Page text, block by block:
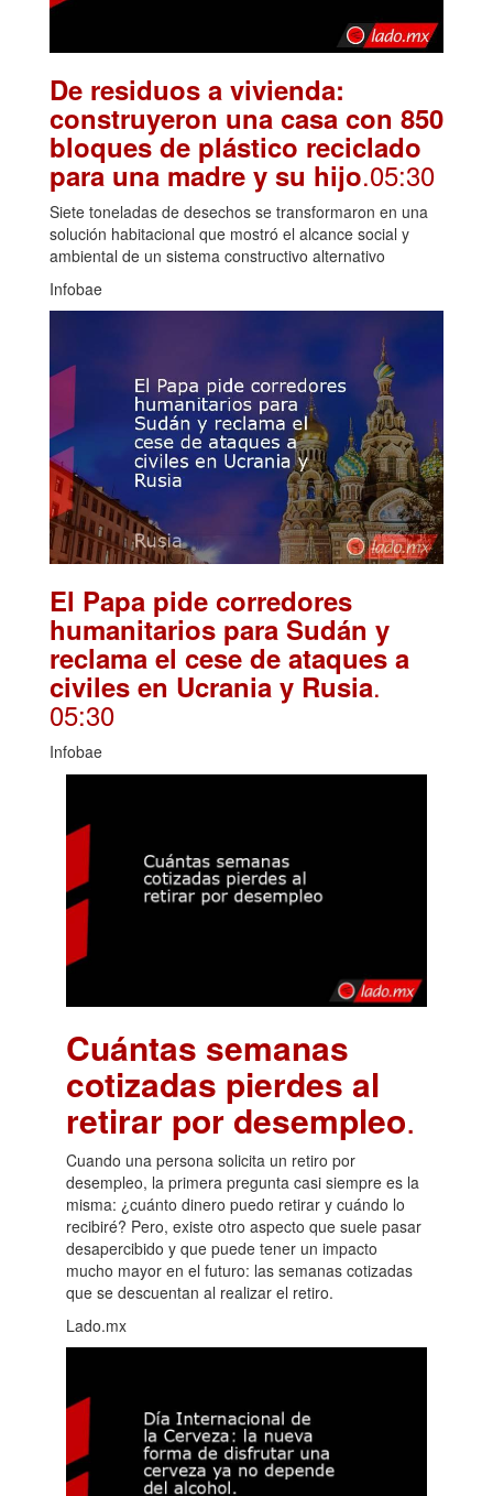
De residuos a vivienda:
construyeron una casa con 850
bloques de plástico reciclado
para una madre y su hijo.05:30
Siete toneladas de desechos se transformaron en una
solución habitacional que mostró el alcance social y
ambiental de un sistema constructivo alternativo
Infobae
El Papa pide corredores
humanitarios para Sudán y
reclama el cese de ataques a
civiles en Ucrania y Rusia.
05:30
Infobae
Cuántas semanas
cotizadas pierdes al
retirar por desempleo.
Cuando una persona solicita un retiro por
desempleo, la primera pregunta casi siempre es la
misma: ¿cuánto dinero puedo retirar y cuándo lo
recibiré? Pero, existe otro aspecto que suele pasar
desapercibido y que puede tener un impacto
mucho mayor en el futuro: las semanas cotizadas
que se descuentan al realizar el retiro.
Lado.mx